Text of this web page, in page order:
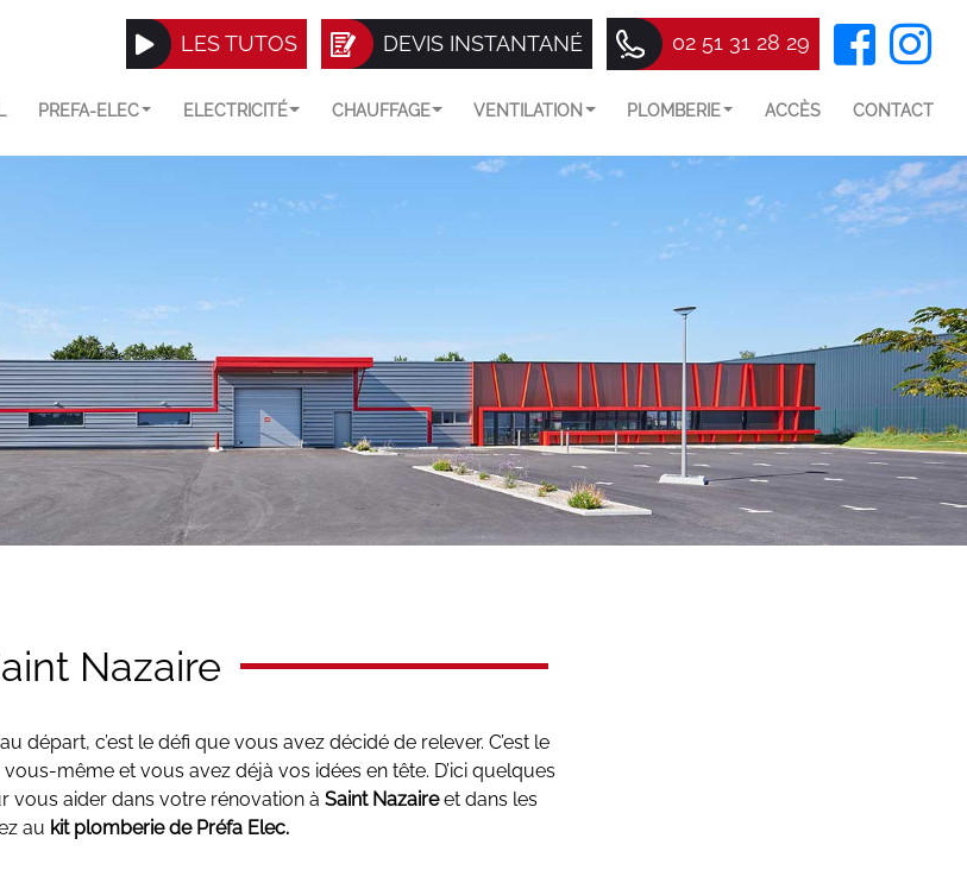
LES TUTOS DEVIS INSTANTANÉ 02 51 31 28 29
PREFA-ELEC ELECTRICITÉ CHAUFFAGE VENTILATION PLOMBERIE ACCÈS CONTACT
Nazaire
départ, c’est le défi que vous avez décidé de relever. C’est le
même et vous avez déjà vos idées en tête. D’ici quelques
vous aider dans votre rénovation à Saint Nazaireet dans les
au kit plomberie de Préfa Elec.